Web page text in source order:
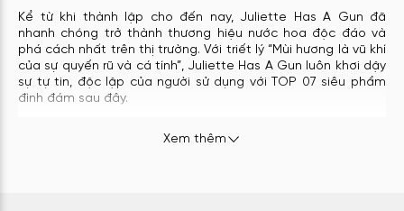
Kể từ khi thành lập cho đến nay, Juliette Has A Gun đã
nhanh chóng trở thành thương hiệu nước hoa độc đáo và
phá cách nhất trên thị trường. Với triết lý “Mùi hương là vũ khí
của sự quyến rũ và cá tính”, Juliette Has A Gun luôn khơi dậy
sự tự tin, độc lập của người sử dụng với TOP 07 siêu phẩm
đình đám sau đây.
Nước hoa Juliette Has A Gun Not A Perfume EDP
Xem thêm